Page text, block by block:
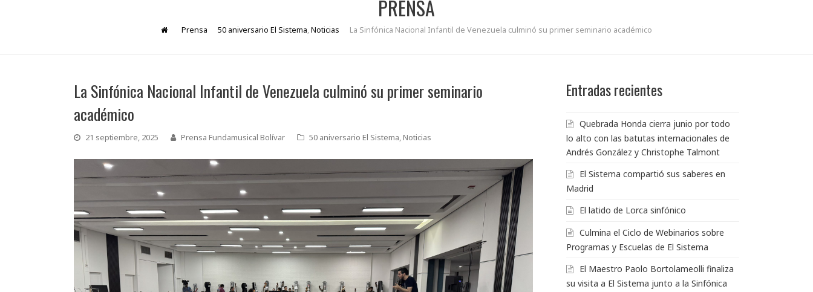
PRENSA
Prensa 50 aniversario El Sistema,Noticias La Sinfónica Nacional Infantil de Venezuela culminó su primer seminario académico
La Sinfónica Nacional Infantil de Venezuela culminó su primer seminario
académico
21 septiembre, 2025 Prensa Fundamusical Bolívar 50 aniversario El Sistema,Noticias
Entradas recientes
Quebrada Honda cierra junio por todo
lo alto con las batutas internacionales de
Andrés González y Christophe Talmont
El Sistema compartió sus saberes en
Madrid
El latido de Lorca sinfónico
Culmina el Ciclo de Webinarios sobre
Programas y Escuelas de El Sistema
El Maestro Paolo Bortolameolli finaliza
su visita a El Sistema junto a la Sinfónica